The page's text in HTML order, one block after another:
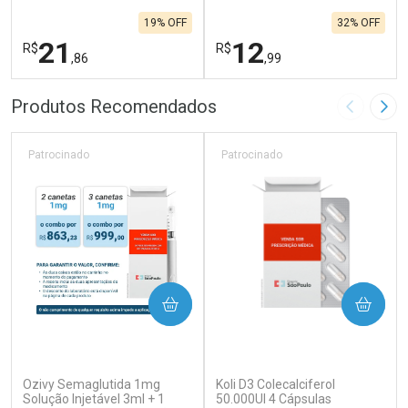
R$21 ,86
19% OFF
FECHAR
Laboratório
Ativar Desconto
FECHAR
Por Menos
R$12,99
32% OFF
Laboratório
Ativar Desconto
Por Menos
Produtos Recomendados Imagem
Ozivy Semaglutida 1mg
Solução Injetável 3ml + 1
Patrocinado
COMPRAR
Koli D3 Colecalciferol
50.000UI 4 Cápsulas
Patrocinado
COMPRAR